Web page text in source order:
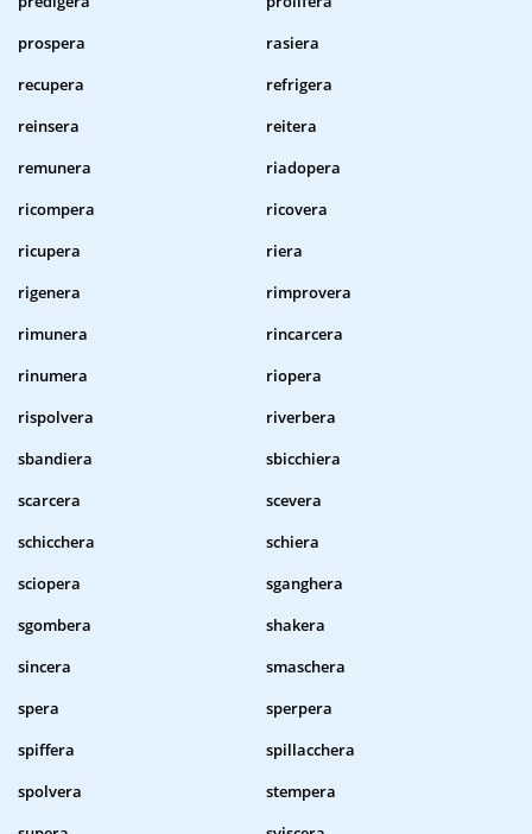
prospera
rasiera
recupera
refrigera
reinsera
reitera
remunera
riadopera
ricompera
ricovera
ricupera
riera
rigenera
rimprovera
rimunera
rincarcera
rinumera
riopera
rispolvera
riverbera
sbandiera
sbicchiera
scarcera
scevera
schicchera
schiera
sciopera
sganghera
sgombera
shakera
sincera
smaschera
spera
sperpera
spiffera
spillacchera
spolvera
stempera